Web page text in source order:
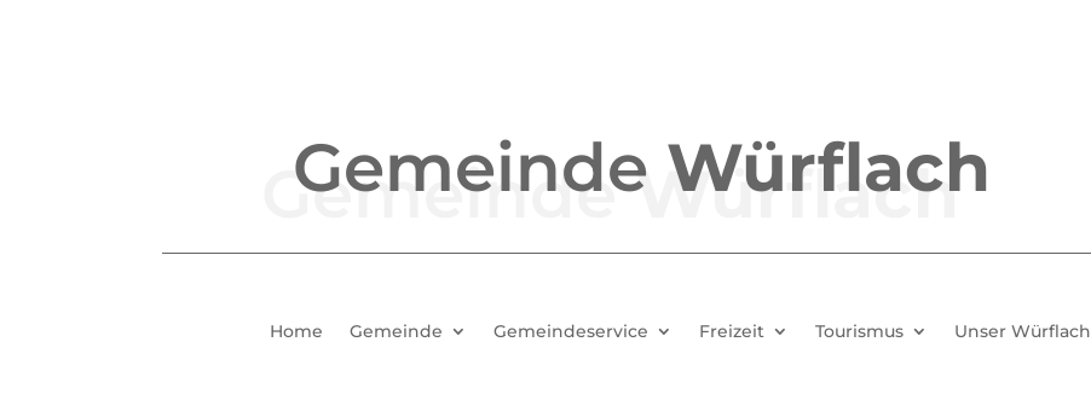
Gemeinde Würflach
Home Gemeinde Gemeindeservice Freizeit Tourismus Unser Würflach